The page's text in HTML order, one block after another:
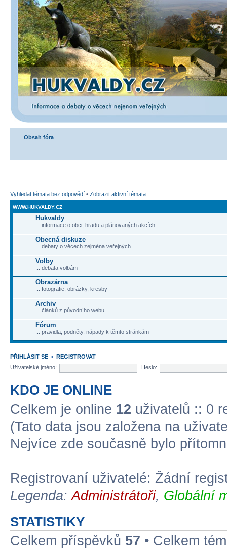
Obsah fóra
Vyhledat témata bez odpovědí • Zobrazit aktivní témata
WWW.HUKVALDY.CZ
Hukvaldy
... informace o obci, hradu a plánovaných akcích
Obecná diskuze
... debaty o věcech zejména veřejných
Volby
... debata volbám
Obrazárna
... fotografie, obrázky, kresby
Archiv
... článků z původního webu
Fórum
... pravidla, podněty, nápady k těmto stránkám
PŘIHLÁSIT SE • REGISTROVAT
Uživatelské jméno:
Heslo:
KDO JE ONLINE
Celkem je online 12 uživatelů :: 0
(Tato data jsou založena na
Nejvíce zde současně bylo
Registrovaní uživatelé: Žádní
Legenda:Administrátoři, Globální
STATISTIKY
Celkem příspěvků 57 • Celkem